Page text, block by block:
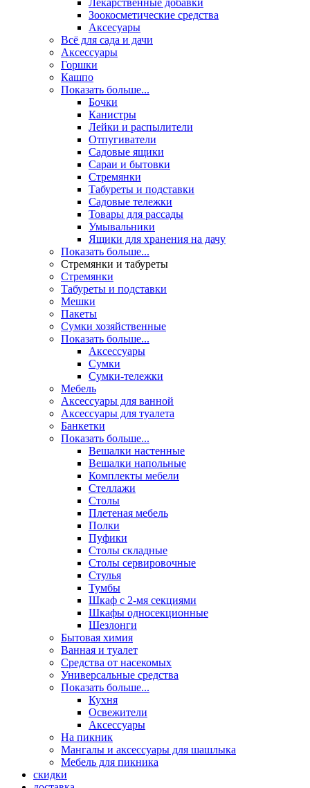
Лекарственные добавки
Зоокосметические средства
Аксесуары
Всё для сада и дачи
Аксессуары
Горшки
Кашпо
Показать больше...
Бочки
Канистры
Лейки и распылители
Отпугиватели
Садовые ящики
Сараи и бытовки
Стремянки
Табуреты и подставки
Садовые тележки
Товары для рассады
Умывальники
Ящики для хранения на дачу
Показать больше...
Стремянки и табуреты
Стремянки
Табуреты и подставки
Мешки
Пакеты
Сумки хозяйственные
Показать больше...
Аксессуары
Сумки
Сумки-тележки
Мебель
Аксессуары для ванной
Аксессуары для туалета
Банкетки
Показать больше...
Вешалки настенные
Вешалки напольные
Комплекты мебели
Стеллажи
Столы
Плетеная мебель
Полки
Пуфики
Столы складные
Столы сервировочные
Стулья
Тумбы
Шкаф с 2-мя секциями
Шкафы односекционные
Шезлонги
Бытовая химия
Ванная и туалет
Средства от насекомых
Универсальные средства
Показать больше...
Кухня
Освежители
Аксессуары
На пикник
Мангалы и аксессуары для шашлыка
Мебель для пикника
скидки